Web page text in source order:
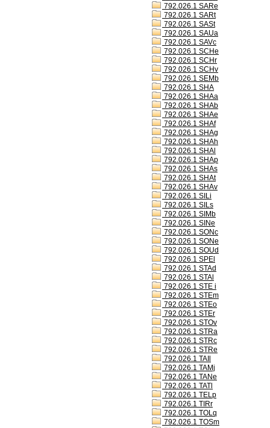
792.026.1 SARe
792.026.1 SARt
792.026.1 SASt
792.026.1 SAUa
792.026.1 SAVc
792.026.1 SCHe
792.026.1 SCHr
792.026.1 SCHv
792.026.1 SEMb
792.026.1 SHA
792.026.1 SHAa
792.026.1 SHAb
792.026.1 SHAe
792.026.1 SHAf
792.026.1 SHAg
792.026.1 SHAh
792.026.1 SHAl
792.026.1 SHAp
792.026.1 SHAs
792.026.1 SHAt
792.026.1 SHAv
792.026.1 SILi
792.026.1 SILs
792.026.1 SIMb
792.026.1 SINe
792.026.1 SONc
792.026.1 SONe
792.026.1 SOUd
792.026.1 SPEl
792.026.1 STAd
792.026.1 STAl
792.026.1 STE i
792.026.1 STEm
792.026.1 STEo
792.026.1 STEr
792.026.1 STOv
792.026.1 STRa
792.026.1 STRc
792.026.1 STRe
792.026.1 TAIl
792.026.1 TAMj
792.026.1 TANe
792.026.1 TATl
792.026.1 TELp
792.026.1 TIRr
792.026.1 TOLq
792.026.1 TOSm